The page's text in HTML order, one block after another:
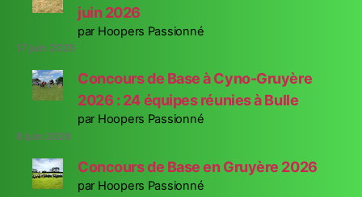
juin 2026
par Hoopers Passionné
17 juin 2026
Concours de Base à Cyno-Gruyère
2026 : 24 équipes réunies à Bulle
par Hoopers Passionné
8 juin 2026
Concours de Base en Gruyère 2026
par Hoopers Passionné